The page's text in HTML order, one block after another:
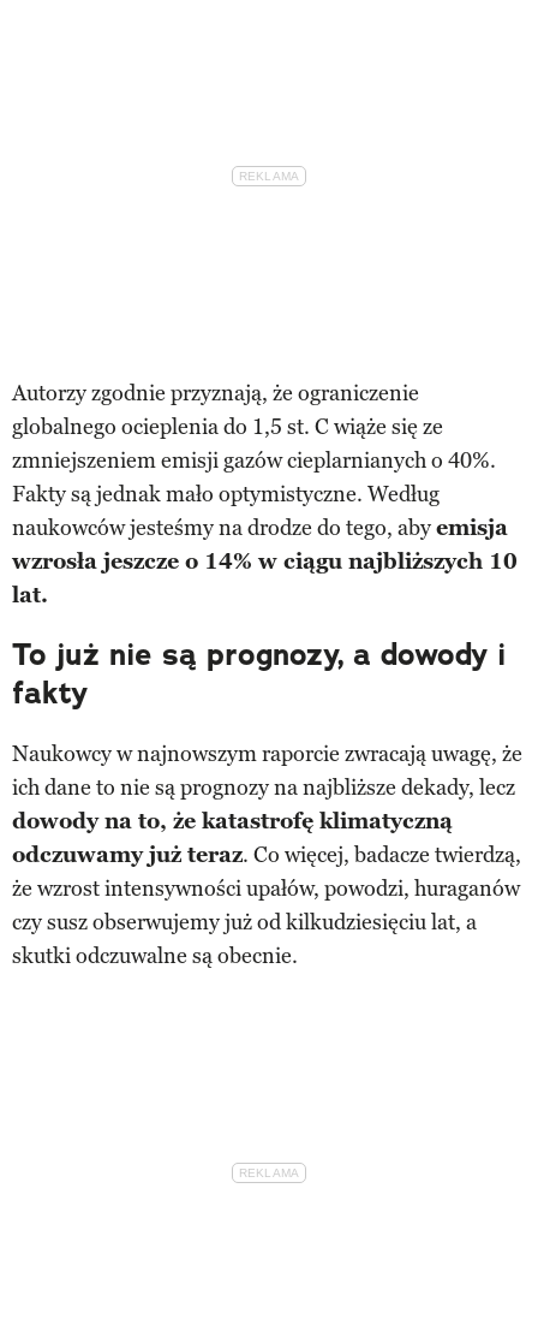
Autorzy zgodnie przyznają, że ograniczenie
globalnego ocieplenia do 1,5 st. C wiąże się ze
zmniejszeniem emisji gazów cieplarnianych o 40%.
Fakty są jednak mało optymistyczne. Według
naukowców jesteśmy na drodze do tego, abyemisja
wzrosła jeszcze o 14% w ciągu najbliższych 10
lat.
To już nie są prognozy, a dowody i
fakty
Naukowcy w najnowszym raporcie zwracają uwagę, że
ich dane to nie są prognozy na najbliższe dekady, lecz
dowody na to, że katastrofę klimatyczną
odczuwamy już teraz. Co więcej, badacze twierdzą,
że wzrost intensywności upałów, powodzi, huraganów
czy susz obserwujemy już od kilkudziesięciu lat, a
skutki odczuwalne są obecnie.